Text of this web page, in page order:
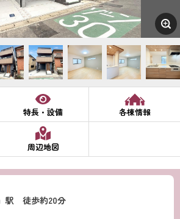
特長・設備 各棟情報
周辺地図
駅 徒歩約20分